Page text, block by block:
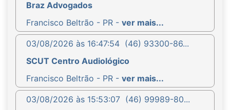
Braz Advogados
Francisco Beltrão - PR - ver mais...
03/08/2026 às 16:47:54 (46) 93300-86...
SCUT Centro Audiológico
Francisco Beltrão - PR - ver mais...
03/08/2026 às 15:53:07 (46) 99989-80...